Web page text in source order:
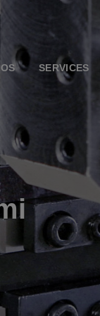
SERVICES